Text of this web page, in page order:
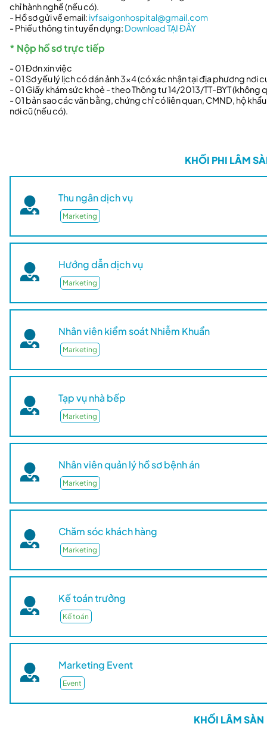
chỉ hành nghề (nếu có).
- Hồ sơ gửi về email: ivfsaigonhospital@gmail.com
- Phiếu thông tin tuyển dụng: Download TẠI ĐÂY
* Nộp hồ sơ trực tiếp
- 01 Đơn xin việc
- 01 Sơ yếu lý lịch có dán ảnh 3x4 (có xác nhận tại địa phương nơi
- 01 Giấy khám sức khoẻ - theo Thông tư 14/2013/TT-BYT (không
- 01 bản sao các văn bằng, chứng chỉ có liên quan, CMND, hộ
nơi cũ (nếu có).
KHỐI PHI LÂM
Thu ngân dịch vụ
Marketing
Hướng dẫn dịch vụ
Marketing
Nhân viên kiểm soát Nhiễm Khuẩn
Marketing
Tạp vụ nhà bếp
Marketing
Nhân viên quản lý hồ sơ bệnh án
Marketing
Chăm sóc khách hàng
Marketing
Kế toán trưởng
Kế toán
Marketing Event
Event
KHỐI LÂM SÀN